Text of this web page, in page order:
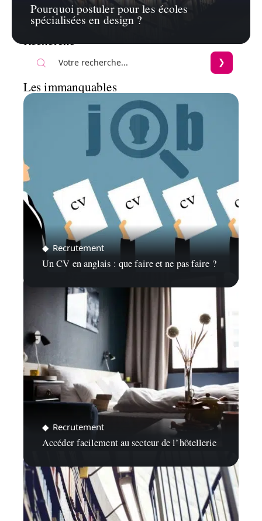
Pourquoi postuler pour les écoles
spécialisées en design ?
Recherche
Les immanquables
Recrutement
Un CV en anglais : que faire et ne pas faire ?
Recrutement
Accéder facilement au secteur de l’hôtellerie